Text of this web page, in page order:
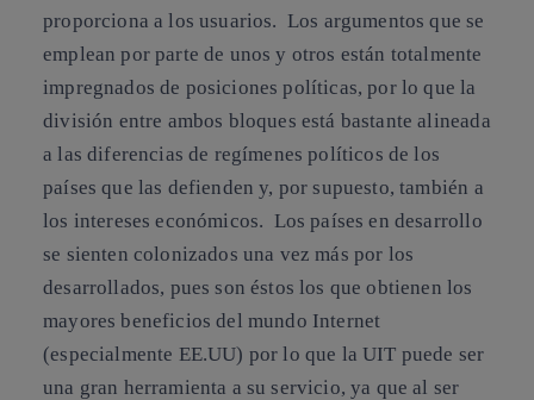
proporciona a los usuarios. Los argumentos que se
emplean por parte de unos y otros están totalmente
impregnados de posiciones políticas, por lo que la
división entre ambos bloques está bastante alineada
a las diferencias de regímenes políticos de los
países que las defienden y, por supuesto, también a
los intereses económicos. Los países en desarrollo
se sienten colonizados una vez más por los
desarrollados, pues son éstos los que obtienen los
mayores beneficios del mundo Internet
(especialmente EE.UU) por lo que la UIT puede ser
una gran herramienta a su servicio, ya que al ser